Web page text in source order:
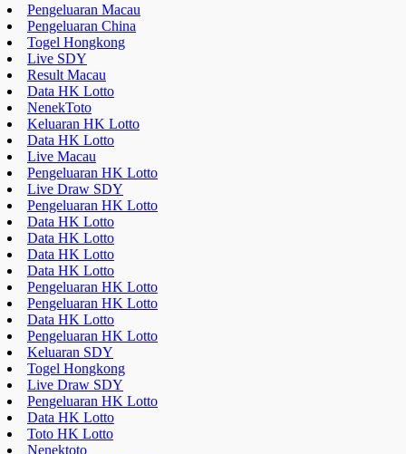
Pengeluaran Macau
Pengeluaran China
Togel Hongkong
Live SDY
Result Macau
Data HK Lotto
NenekToto
Keluaran HK Lotto
Data HK Lotto
Live Macau
Pengeluaran HK Lotto
Live Draw SDY
Pengeluaran HK Lotto
Data HK Lotto
Data HK Lotto
Data HK Lotto
Data HK Lotto
Pengeluaran HK Lotto
Pengeluaran HK Lotto
Data HK Lotto
Pengeluaran HK Lotto
Keluaran SDY
Togel Hongkong
Live Draw SDY
Pengeluaran HK Lotto
Data HK Lotto
Toto HK Lotto
Nenektoto